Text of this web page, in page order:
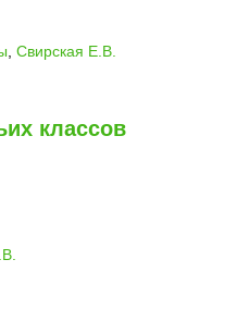
, Свирская Е.В.
классов